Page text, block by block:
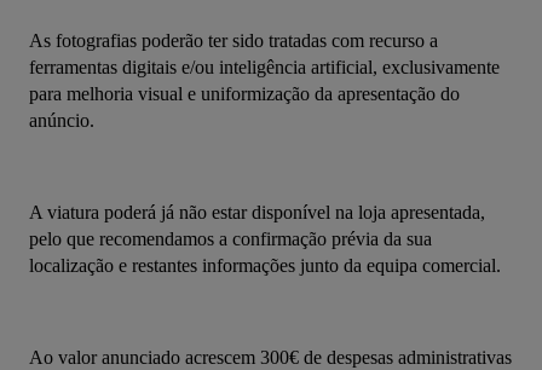
As fotografias poderão ter sido tratadas com recurso a
ferramentas digitais e/ou inteligência artificial, exclusivamente
para melhoria visual e uniformização da apresentação do
anúncio.
A viatura poderá já não estar disponível na loja apresentada,
pelo que recomendamos a confirmação prévia da sua
localização e restantes informações junto da equipa comercial.
Ao valor anunciado acrescem 300€ de despesas administrativas